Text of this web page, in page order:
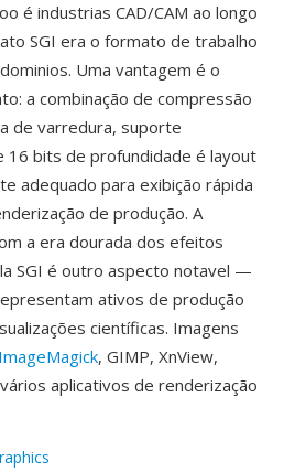
é industrias CAD/CAM ao longo
SGI era o formato de trabalho
Uma vantagem é o
a combinação de compressão
de varredura, suporte
16 bits de profundidade é layout
adequado para exibição rápida
de produção. A
a era dourada dos efeitos
SGI é outro aspecto notavel —
ativos de produção
científicas. Imagens
ImageMagick, GIMP, XnView,
aplicativos de renderização